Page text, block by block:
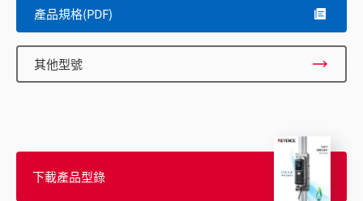
產品規格(PDF)
其他型號
下載產品型錄